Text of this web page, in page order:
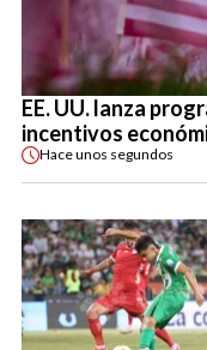
EE. UU. lanza
incentivos
Haceunos segundos